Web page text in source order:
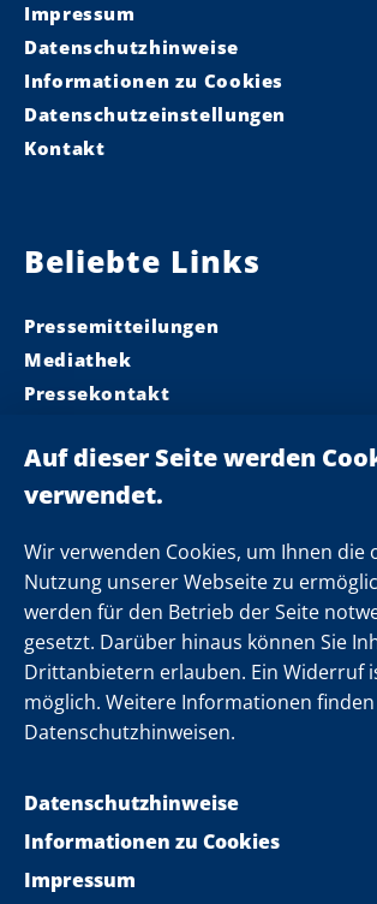
Wir verwenden Cookies, um Ihnen die
Nutzung unserer Webseite zu
werden für den Betrieb der Seite
gesetzt. Darüber hinaus können Sie
Drittanbietern erlauben. Ein Widerruf
möglich. Weitere Informationen finden
Datenschutzhinweisen.
Datenschutzhinweise
Impressum
Informationen zu Cookies
Impressum
Datenschutzhinweise
Informationen zu Cookies
Datenschutzeinstellungen
Kontakt
Beliebte Links
Pressemitteilungen
Mediathek
Pressekontakt
Landeskabinett
Einsamkeit
Folgen Sie uns